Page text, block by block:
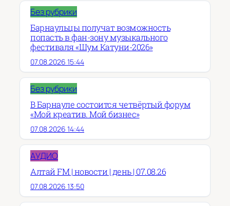
Без рубрики
Барнаульцы получат возможность
попасть в фан-зону музыкального
фестиваля «Шум Катуни-2026»
07.08.2026 15:44
Без рубрики
В Барнауле состоится четвёртый форум
«Мой креатив. Мой бизнес»
07.08.2026 14:44
АУДИО
Алтай FM | новости | день | 07.08.26
07.08.2026 13:50